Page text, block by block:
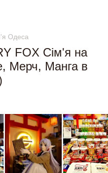
Одеса
FOX Сім'я на
Мерч, Манга в